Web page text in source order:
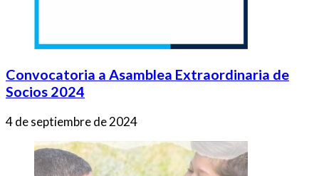
Convocatoria a Asamblea Extraordinaria de
Socios 2024
4 de septiembre de 2024